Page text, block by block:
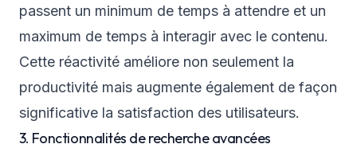
passent un minimum de temps à attendre et un
maximum de temps à interagir avec le contenu.
Cette réactivité améliore non seulement la
productivité mais augmente également de façon
significative la satisfaction des utilisateurs.
3. Fonctionnalités de recherche avancées